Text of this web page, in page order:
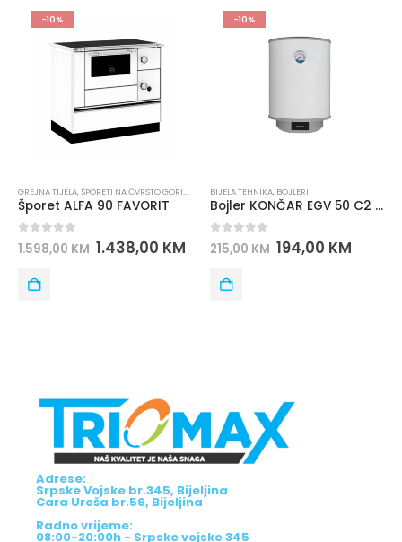
-10%
GREJNA TIJELA,ŠPORETI NA ČVRSTO GORIVO
Šporet ALFA 90 FAVORIT
1.598,00KM 1.438,00 KM
-10%
BIJELA TEHNIKA, BOJLERI
Bojler KONČAR EGV 50 C2 TA-BEZ REGULACIJE
out of 5
215,00KM 194,00 KM
Adrese:
Srpske Vojske br.345, Bijeljina
Cara Uroša br.56, Bijeljina
Radno vrijeme:
08:00-20:00h - Srpske vojske 345